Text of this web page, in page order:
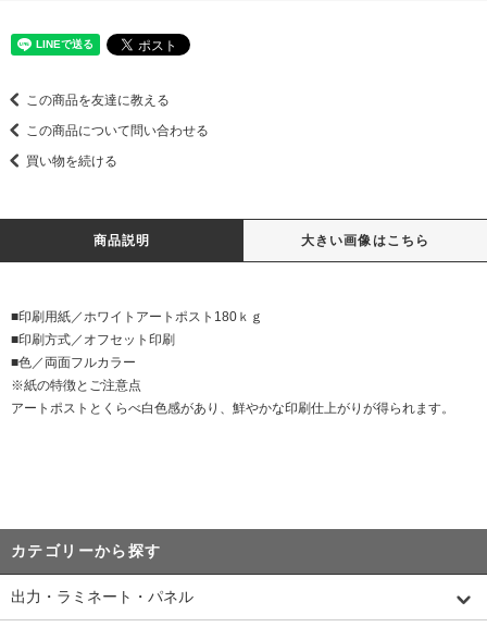
この商品を友達に教える
この商品について問い合わせる
買い物を続ける
商品説明 大きい画像はこちら
■印刷用紙／ホワイトアートポスト180ｋｇ
■印刷方式／オフセット印刷
■色／両面フルカラー
※紙の特徴とご注意点
アートポストとくらべ白色感があり、鮮やかな印刷仕上がりが得られます。
カテゴリーから探す
出力・ラミネート・パネル